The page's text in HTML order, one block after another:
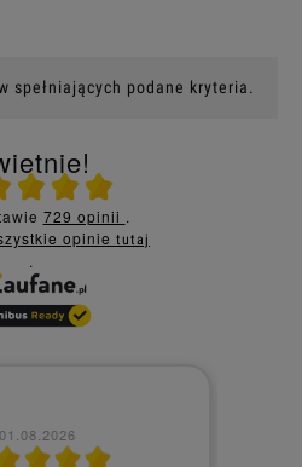
spełniających podane kryteria.
średnia 5 na 5
729 opinii .
opinie tutaj
.
01.08.2026